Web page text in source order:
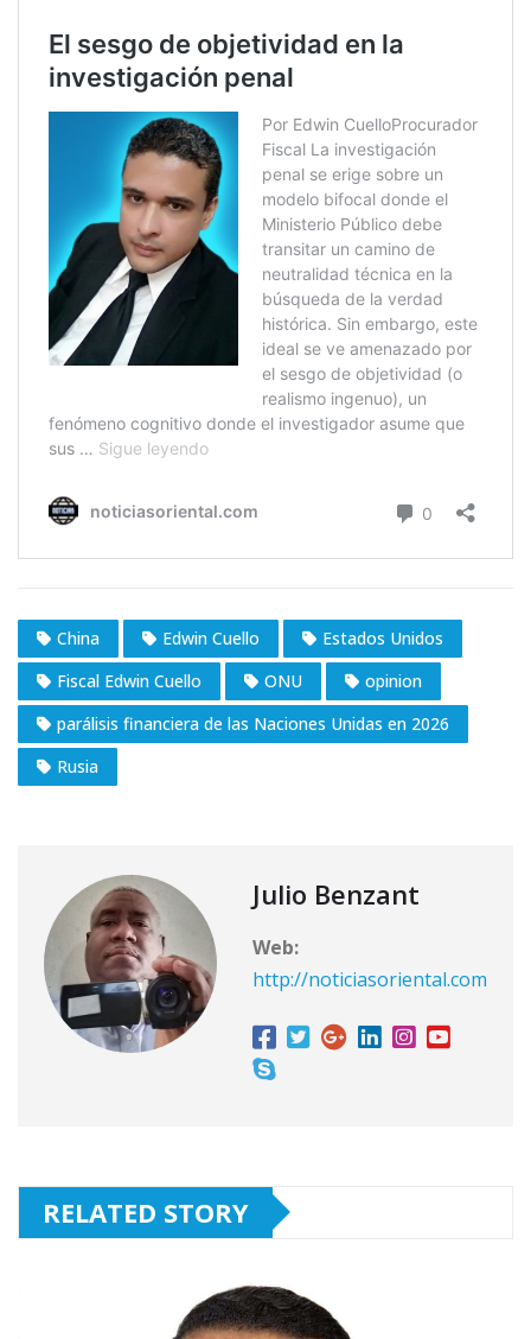
China Edwin Cuello
Estados Unidos
Fiscal Edwin Cuello
ONU
opinion
parálisis financiera de las Naciones Unidas en 2026
Rusia
Julio Benzant
Web:
http://noticiasoriental.com
RELATED STORY